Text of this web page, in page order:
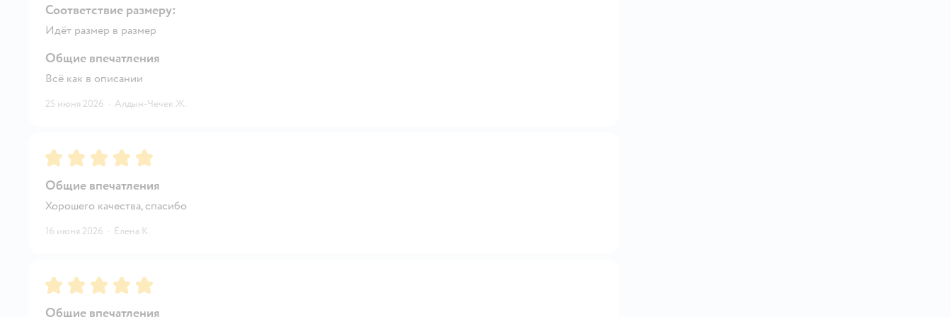
Соответствие размеру:
Идёт размер в размер
Общие впечатления
Всё как в описании
25 июня 2026 · Алдын-Чечек Ж.
Рейтинг:5
Общие впечатления
Хорошего качества, спасибо
16 июня 2026 · Елена К.
Рейтинг:5
Общие впечатления